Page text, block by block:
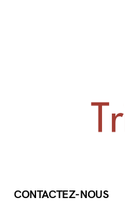
CONTACTEZ-NOUS